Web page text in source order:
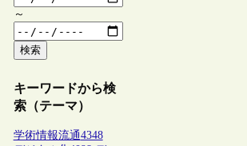
～
検索
キーワードから検
索（テーマ）
学術情報流通4348